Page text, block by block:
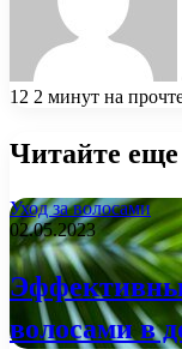
12 2 минут на
Читайте еще
Уход за волосами
02.05.2023
волосами в